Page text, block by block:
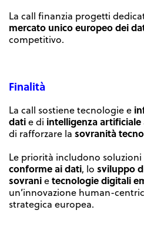
La call finanzia progetti
mercato unico europeo dei
competitivo.
Finalità
La call sostiene tecnologie e
datie di intelligenza artificiale
di rafforzare la sovranità
Le priorità includono soluzioni
conforme ai dati, lo sviluppo
sovranietecnologie digitali
un’innovazione human-
strategica europea.